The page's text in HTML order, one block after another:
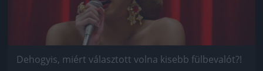
Dehogyis, miért választott volna kisebb fülbevalót?!